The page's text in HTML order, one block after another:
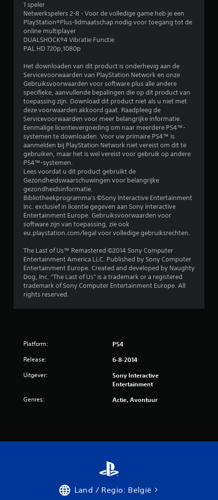
/
t
e
r
r
e
i
6
7
b
e
o
1 speler
Netwerkspelers 2-8 - Voor de volledige game heb je een
PlayStation®Plus-lidmaatschap nodig voor toegang tot de
online multiplayer
DUALSHOCK®4 Vibratie Functie
PAL HD 720p,1080p
Het downloaden van dit product is onderhevig aan de
Servicevoorwaarden van PlayStation Network en onze
Gebruiksvoorwaarden voor software plus alle andere
specifieke, aanvullende bepalingen die op dit product van
toepassing zijn. Download dit product niet als u niet met
deze voorwaarden akkoord gaat. Raadpleeg de
Servicevoorwaarden voor meer belangrijke informatie.
Eenmalige licentievergoeding om naar meerdere PS4™-
systemen te downloaden. Voor uw primaire PS4™ is
aanmelden bij PlayStation Network niet vereist om dit te
gebruiken, maar het is wel vereist voor gebruik op andere
PS4™-systemen.
Lees voordat u dit product gebruikt de
Gezondheidswaarschuwingen voor belangrijke
gezondheidsinformatie.
Bibliotheekprogramma's ©Sony Interactive Entertainment
Inc. exclusief in licentie gegeven aan Sony Interactive
Entertainment Europe. Gebruiksvoorwaarden voor
software zijn van toepassing, zie ook
eu.playstation.com/legal voor volledige gebruiksrechten.
The Last of Us™ Remastered ©2014 Sony Computer
Entertainment America LLC. Published by Sony Computer
Entertainment Europe. Created and developed by Naughty
Dog, Inc. “The Last of Us” is a trademark or a registered
trademark of Sony Computer Entertainment Europe. All
rights reserved.
Platform: PS4
Release: 6-8-2014
Uitgever:
Sony Interactive
Entertainment
Genres: Actie, Avontuur
Land / Regio: België